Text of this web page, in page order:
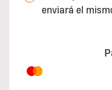
enviará el